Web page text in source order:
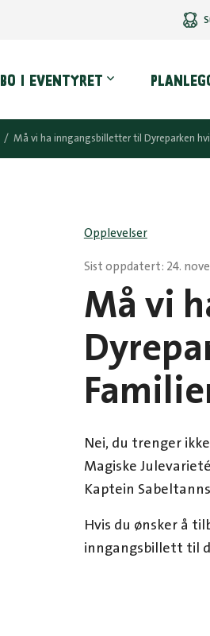
BO I EVENTYRET
/ Må vi ha inngangsbilletter til Dyreparken
Opplevelser
Sist oppdatert: 24.
Må vi
Nei, du trenger
Magiske
Kaptein
Hvis du ønsker å
inngangsbillett til